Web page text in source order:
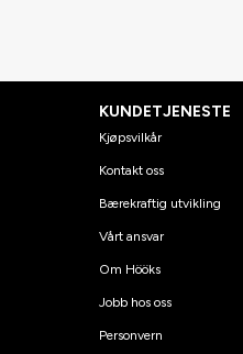
KUNDETJENESTE
Kjøpsvilkår
Kontakt oss
Bærekraftig utvikling
Vårt ansvar
Om Hööks
Jobb hos oss
Personvern